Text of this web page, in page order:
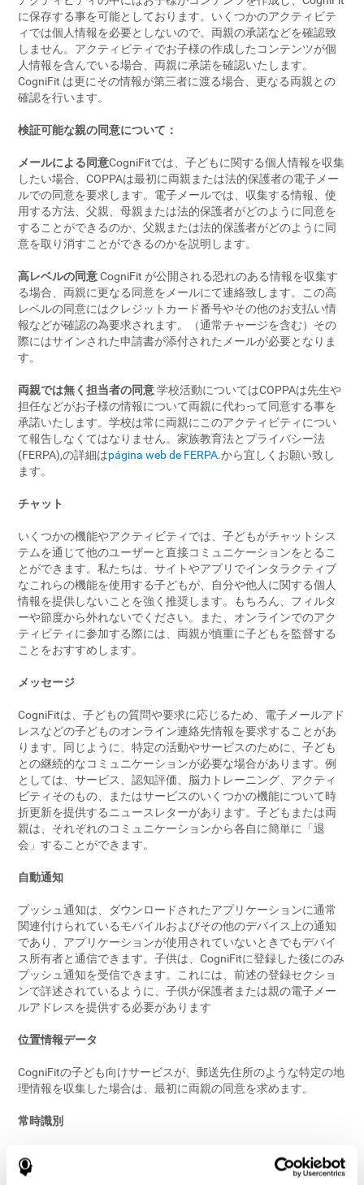
に保存する事を可能としております。いくつかのアクティビテ
ィでは個人情報を必要としないので。両親の承諾などを確認致
しません。アクティビティでお子様の作成したコンテンツが個
人情報を含んでいる場合、両親に承諾を確認いたします。
CogniFit は更にその情報が第三者に渡る場合、更なる両親との
確認を行います。
検証可能な親の同意について：
メールによる同意CogniFitでは、子どもに関する個人情報を収集
したい場合、COPPAは最初に両親または法的保護者の電子メー
ルでの同意を要求します。電子メールでは、収集する情報、使
用する方法、父親、母親または法的保護者がどのように同意を
することができるのか、父親または法的保護者がどのように同
意を取り消すことができるのかを説明します。
高レベルの同意CogniFit が公開される恐れのある情報を収集す
る場合、両親に更なる同意をメールにて連絡致します。この高
レベルの同意にはクレジットカード番号やその他のお支払い情
報などが確認の為要求されます。（通常チャージを含む）その
際にはサインされた申請書が添付されたメールが必要となりま
す。
両親では無く担当者の同意学校活動についてはCOPPAは先生や
担任などがお子様の情報について両親に代わって同意する事を
承諾いたします。学校は常に両親にこのアクティビティについ
て報告しなくてはなりません。家族教育法とプライバシー法
(FERPA),の詳細はpágina web de FERPA.から宜しくお願い致し
ます。
チャット
いくつかの機能やアクティビティでは、子どもがチャットシス
テムを通じて他のユーザーと直接コミュニケーションをとるこ
とができます。私たちは、サイトやアプリでインタラクティブ
なこれらの機能を使用する子どもが、自分や他人に関する個人
情報を提供しないことを強く推奨します。もちろん、フィルタ
ーや節度から外れないでください。また、オンラインでのアク
ティビティに参加する際には、両親が慎重に子どもを監督する
ことをおすすめします。
メッセージ
CogniFitは、子どもの質問や要求に応じるため、電子メールアド
レスなどの子どものオンライン連絡先情報を要求することがあ
ります。同じように、特定の活動やサービスのために、子ども
との継続的なコミュニケーションが必要な場合があります。例
としては、サービス、認知評価、脳力トレーニング、アクティ
ビティそのもの、またはサービスのいくつかの機能について時
折更新を提供するニュースレターがあります。子どもまたは両
親は、それぞれのコミュニケーションから各自に簡単に「退
会」することができます。
自動通知
プッシュ通知は、ダウンロードされたアプリケーションに通常
関連付けられているモバイルおよびその他のデバイス上の通知
であり、アプリケーションが使用されていないときでもデバイ
ス所有者と通信できます。子供は、CogniFitに登録した後にのみ
プッシュ通知を受信できます。これには、前述の登録セクショ
ンで詳述されているように、子供が保護者または親の電子メー
ルアドレスを提供する必要があります
位置情報データ
CogniFitの子ども向けサービスが、郵送先住所のような特定の地
理情報を収集した場合は、最初に両親の同意を求めます。
常時識別
る為など、弊社のビジネスの為の情報を収集する場合がありま